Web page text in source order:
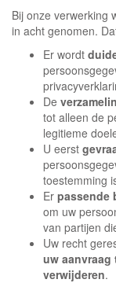
Bij onze verwerking
in acht genomen.
Er wordt
De
tot alleen de
legitieme
U eerst
toestemming
Er passende
om uw
van partijen
Uw recht
uw
verwijderen.